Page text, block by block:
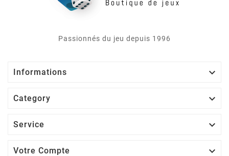
Passionnés du jeu depuis 1996
Informations 
Category 
Service 
Votre Compte 